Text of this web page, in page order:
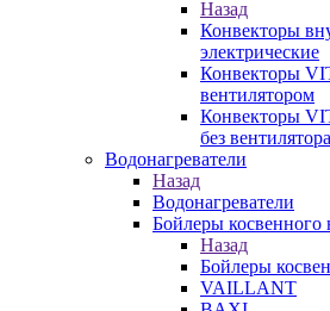
Назад
Конвекторы
электрические
Конвекторы
вентилятором
Конвекторы
без вентилятора
Водонагреватели
Назад
Водонагреватели
Бойлеры косвенного
Назад
Бойлеры
VAILLANT